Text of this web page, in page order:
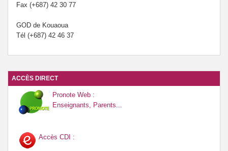
Fax (+687) 42 30 77
GOD de Kouaoua
Tél (+687) 42 46 37
ACCÈS DIRECT
Pronote Web :
Enseignants, Parents...
Accès CDI :